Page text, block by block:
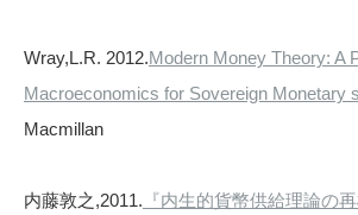
Wray,L.R. 2012.Modern Money Theory: A
Macroeconomics for Sovereign Monetary
Macmillan
内藤敦之,2011. 『内生的貨幣供給理論の